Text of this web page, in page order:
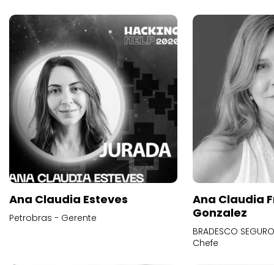
Ana Claudia Esteves
Petrobras - Gerente
Ana Claudia
Gonzalez
BRADESCO
Chefe